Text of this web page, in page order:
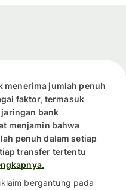
menerima jumlah penuh
faktor, termasuk
bank
menjamin bahwa
penuh dalam setiap
transfer tertentu
bergantung pada